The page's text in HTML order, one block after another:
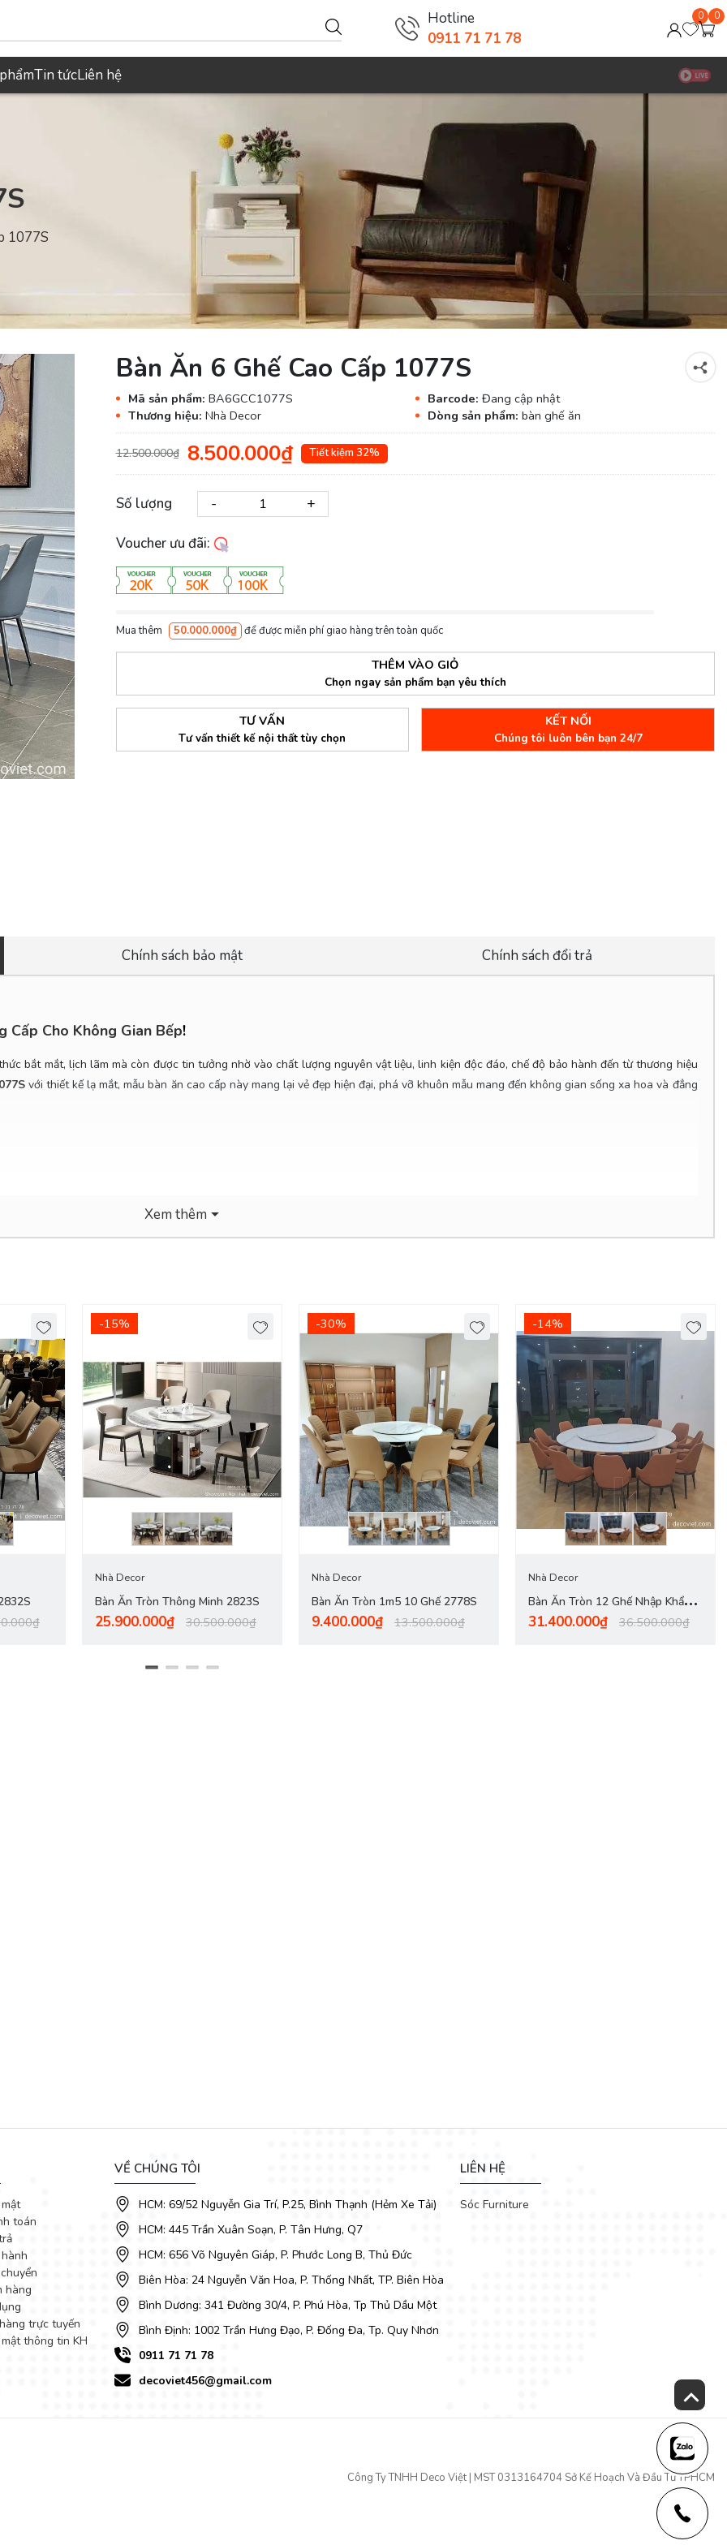
Hotline
0911 71 71 78
0 0
Tin tứcLiên hệ
1077S
Bàn Ăn 6 Ghế Cao Cấp 1077S
Mã sản phẩm: BA6GCC1077S Barcode: Đang cập nhật
Thương hiệu: Nhà Decor Dòng sản phẩm: bàn ghế ăn
12.500.000₫ 8.500.000₫ Tiết kiệm 32%
Số lượng - +
Voucher ưu đãi:
Mua thêm 50.000.000₫ để được miễn phí giao hàng trên toàn quốc
THÊM VÀO GIỎ
Chọn ngay sản phẩm bạn yêu thích
TƯ VẤN
Tư vấn thiết kế nội thất tùy chọn
KẾT NỐI
Chúng tôi luôn bên bạn 24/7
Chính sách bảo mật Chính sách đổi trả
Cấp Cho Không Gian Bếp!
bắt mắt, lịch lãm mà còn được tin tưởng nhờ vào chất lượng nguyên vật liệu, linh kiện độc đáo, chế độ bảo hành đến từ thương hiệu
với thiết kế lạ mắt, mẫu bàn ăn cao cấp này mang lại vẻ đẹp hiện đại, phá vỡ khuôn mẫu mang đến không gian sống xa hoa và đẳng
nội thành Bình Dương.
DecoViet!
phẩm sẽ giảm đi rất nhiều. Các sản phẩm bàn ăn cao cấp ngoài yếu tố thẩm mỹ thì chất liệu cũng được đánh giá rất cao. Bởi vì nó
thời gian.
Xem thêm
-15%
Nhà Decor
Bàn Ăn Tròn Thông Minh 2823S
25.900.000₫ 30.500.000₫
-30%
Nhà Decor
Bàn Ăn Tròn 1m5 10 Ghế 2778S
9.400.000₫ 13.500.000₫
-14%
Nhà Decor
Bàn Ăn Tròn 12 Ghế Nhập Khẩu
2785S
31.400.000₫ 36.500.000₫
toán
hàng
trực tuyến
thông tin KH
VỀ CHÚNG TÔI
HCM: 69/52 Nguyễn Gia Trí, P.25, Bình Thạnh (Hẻm Xe Tải)
HCM: 445 Trần Xuân Soạn, P. Tân Hưng, Q7
HCM: 656 Võ Nguyên Giáp, P. Phước Long B, Thủ Đức
Biên Hòa: 24 Nguyễn Văn Hoa, P. Thống Nhất, TP. Biên Hòa
Bình Dương: 341 Đường 30/4, P. Phú Hòa, Tp Thủ Dầu Một
Bình Định: 1002 Trần Hưng Đạo, P. Đống Đa, Tp. Quy Nhơn
0911 71 71 78
decoviet456@gmail.com
LIÊN HỆ
Sóc Furniture
Công Ty TNHH Deco Việt | MST 0313164704 Sở Kế Hoạch Và Đầu Tư TPHCM